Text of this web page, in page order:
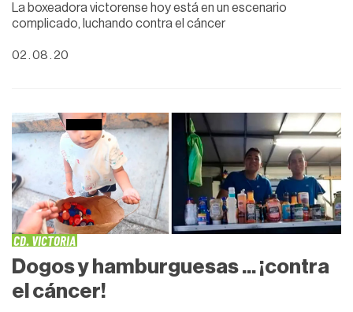
La boxeadora victorense hoy está en un escenario
complicado, luchando contra el cáncer
02 . 08 . 20
CD. VICTORIA
Dogos y hamburguesas ... ¡contra
el cáncer!